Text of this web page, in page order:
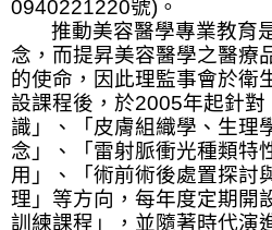
0940221220號) 。
推動美容醫學專業教育
念，而提昇美容醫學之醫療
的使命，因此理監事會於衛
設課程後，於2005年起針對
識」、「皮膚組織學、生理
念」、「雷射脈衝光種類特
用」、「術前術後處置探討
理」等方向，每年度定期開
訓練課程」，並隨著時代演